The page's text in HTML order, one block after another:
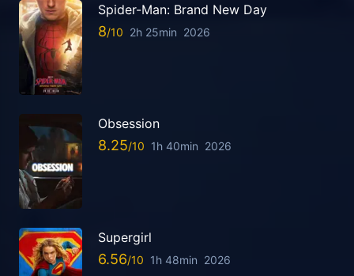
Spider-Man: Brand New Day
8 2h 25min 2026
Obsession
8.25 1h 40min 2026
Supergirl
6.56 1h 48min 2026